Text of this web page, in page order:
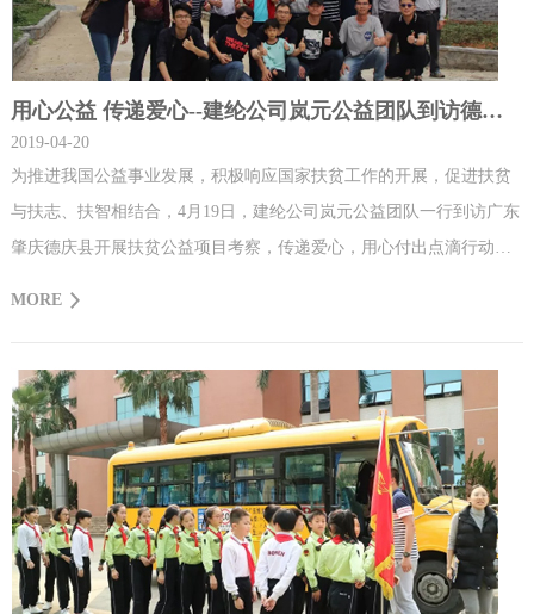
用心公益 传递爱心--建纶公司岚元公益团队到访德庆县考察
2019-04-20
为推进我国公益事业发展，积极响应国家扶贫工作的开展，促进扶贫
与扶志、扶智相结合，4月19日，建纶公司岚元公益团队一行到访广东
肇庆德庆县开展扶贫公益项目考察，传递爱心，用心付出点滴行动回
MORE